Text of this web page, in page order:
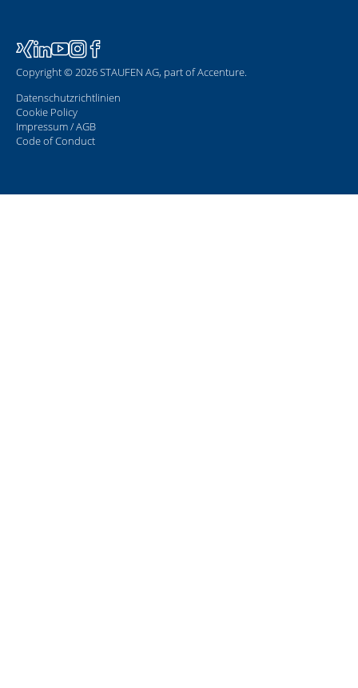
Copyright © 2026 STAUFEN AG, part of Accenture.
Datenschutzrichtlinien
Cookie Policy
Impressum / AGB
Code of Conduct